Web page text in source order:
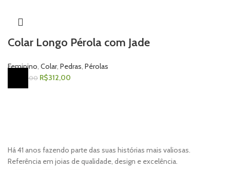
Colar Longo Pérola com Jade
Feminino, Colar, Pedras, Pérolas
520,00 R$312,00
Há 41 anos fazendo parte das suas histórias mais valiosas.
Referência em joias de qualidade, design e excelência.